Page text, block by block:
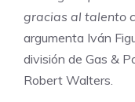
gracias al talento
argumenta Iván
división de Gas &
Robert Walters.